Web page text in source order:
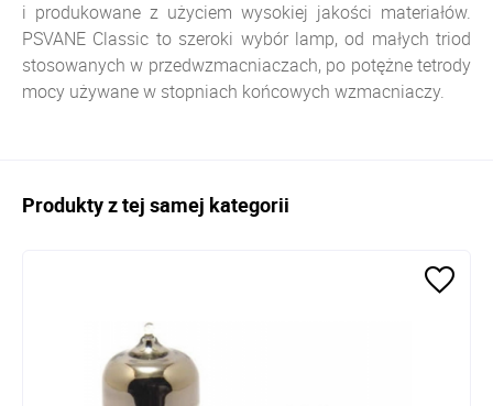
i produkowane z użyciem wysokiej jakości materiałów.
PSVANE Classic to szeroki wybór lamp, od małych triod
stosowanych w przedwzmacniaczach, po potężne tetrody
mocy używane w stopniach końcowych wzmacniaczy.
Produkty z tej samej kategorii